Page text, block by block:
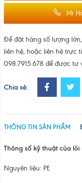
Mr
Để đặt hàng số lượng
liên hệ, hoặc liên hệ trực
098.7915.678 để được tư
Chia sẻ:
THÔNG TIN SẢN PHẨM
Thông số kỹ thuật của
Nguyên liệu: PE